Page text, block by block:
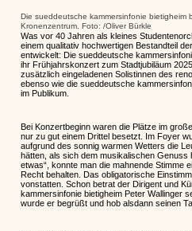
Die sueddeutsche kammersinfonie bietigheim
Kronenzentrum. Foto: /Oliver Bürkle
Was vor 40 Jahren als kleines
einem qualitativ hochwertigen Bestandteil
entwickelt: Die sueddeutsche
ihr Frühjahrskonzert zum Stadtjubiläum
zusätzlich eingeladenen Solistinnen des
ebenso wie die sueddeutsche
im Publikum.
Bei Konzertbeginn waren die Plätze im
nur zu gut einem Drittel besetzt. Im Foyer
aufgrund des sonnig warmen Wetters die
hätten, als sich dem musikalischen Genuss
etwas“, konnte man die mahnende Stimme
Recht behalten. Das obligatorische
vonstatten. Schon betrat der Dirigent und
kammersinfonie bietigheim Peter Wallinger
wurde er begrüßt und hob alsdann seinen